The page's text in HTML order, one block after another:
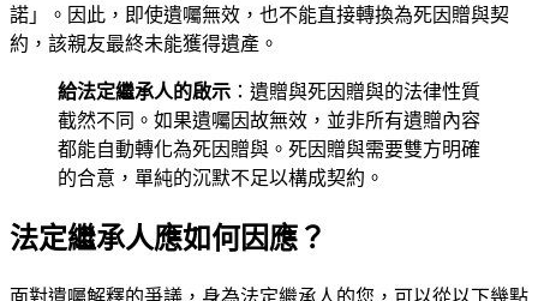
諾」。因此，即使遺囑無效，也不能直接轉換為死因贈與契
約，該親友最終未能獲得遺產。
給法定繼承人的啟示 ：遺贈與死因贈與的法律性質
截然不同。如果遺囑因故無效，並非所有遺贈內容
都能自動轉化為死因贈與。死因贈與需要雙方明確
的合意，單純的沉默不足以構成契約。
法定繼承人應如何因應？
面對遺囑解釋的爭議，身為法定繼承人的您，可以從以下幾點